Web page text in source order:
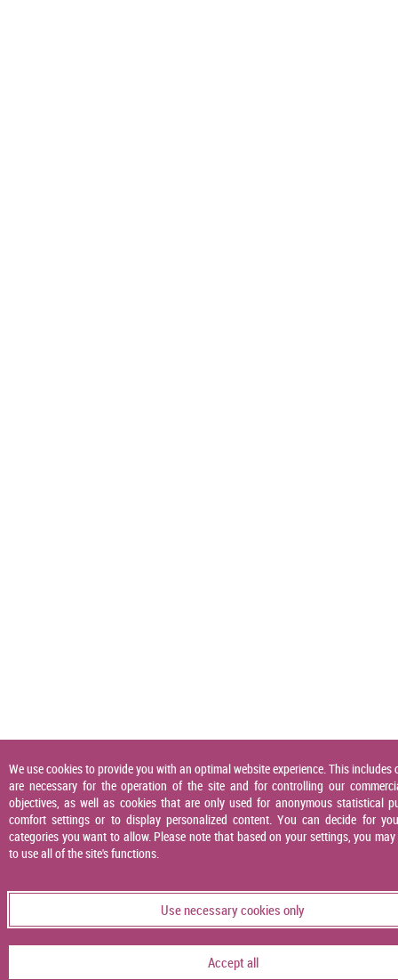
We use cookies to provide you with an optimal website experience. This includes
are necessary for the operation of the site and for controlling our
objectives, as well as cookies that are only used for anonymous statistical
comfort settings or to display personalized content. You can decide for
categories you want to allow. Please note that based on your settings, you
to use all of the site's functions.
Use necessary cookies only
Accept all